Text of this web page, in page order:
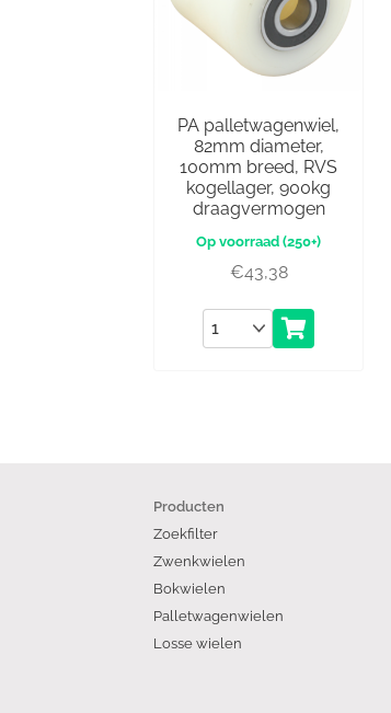
PA palletwagenwiel,
82mm diameter,
100mm breed, RVS
kogellager, 900kg
draagvermogen
(250+)
€43,38
Aantal
Producten
Zoekfilter
Zwenkwielen
Bokwielen
Palletwagenwielen
Losse wielen